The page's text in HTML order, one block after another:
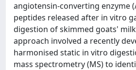
angiotensin-converting enzyme
peptides released after in vitro
digestion of skimmed goats'
approach involved a recently
harmonised static in vitro
mass spectrometry (MS) to